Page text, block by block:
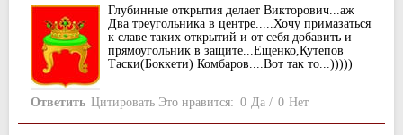
Глубинные открытия делает Викторович...аж
Два треугольника в центре.....Хочу примазаться
к славе таких открытий и от себя добавить и
прямоугольник в защите...Ещенко,Кутепов
Таски(Боккети) Комбаров....Вот так то...)))))
Ответить Цитировать Это нравится: 0 Да / 0 Нет